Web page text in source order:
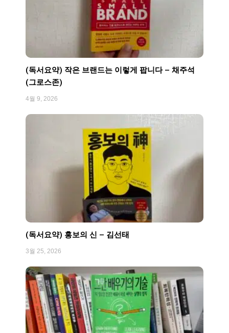
(독서요약) 작은 브랜드는 이렇게 팝니다 – 채주석
(그로스존)
4월 9, 2026
(독서요약) 홍보의 신 – 김선태
3월 25, 2026